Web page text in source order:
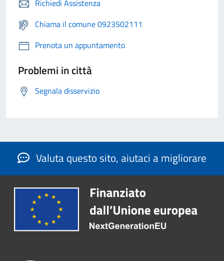
Richiedi Assistenza
Chiama il comune 0923502111
Prenota un appuntamento
Problemi in città
Segnala disservizio
Valuta questo sito, aiutaci a migliorare